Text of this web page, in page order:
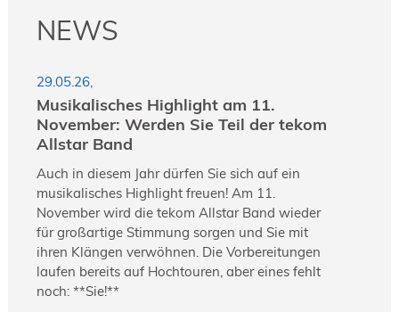
NEWS
29.05.26,
Musikalisches Highlight am 11.
November: Werden Sie Teil der tekom
Allstar Band
Auch in diesem Jahr dürfen Sie sich auf ein
musikalisches Highlight freuen! Am 11.
November wird die tekom Allstar Band wieder
für großartige Stimmung sorgen und Sie mit
ihren Klängen verwöhnen. Die Vorbereitungen
laufen bereits auf Hochtouren, aber eines fehlt
noch: **Sie!**